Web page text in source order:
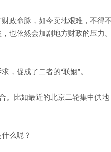
政命脉，如今卖地艰难，不
也依然会加剧地方财政的压
，促成了二者的“联姻”。
。比如最近的北京二轮集中供
么呢？